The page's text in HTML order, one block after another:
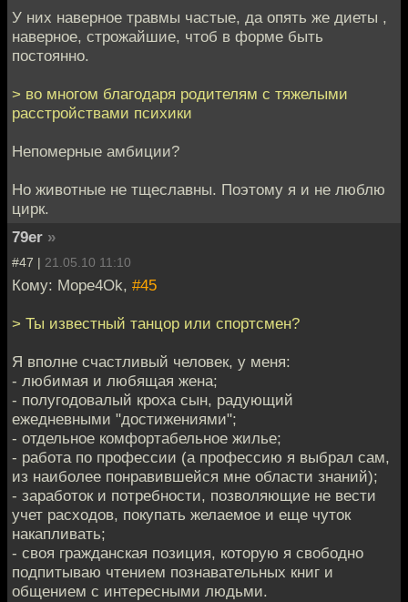
У них наверное травмы частые, да опять же диеты ,
наверное, строжайшие, чтоб в форме быть
постоянно.
> во многом благодаря родителям с тяжелыми
расстройствами психики
Непомерные амбиции?
Но животные не тщеславны. Поэтому я и не люблю
цирк.
79er »
#47 | 21.05.10 11:10
Кому: Mope4Ok, #45
> Ты известный танцор или спортсмен?
Я вполне счастливый человек, у меня:
- любимая и любящая жена;
- полугодовалый кроха сын, радующий
ежедневными "достижениями";
- отдельное комфортабельное жилье;
- работа по профессии (а профессию я выбрал сам,
из наиболее понравившейся мне области знаний);
- заработок и потребности, позволяющие не вести
учет расходов, покупать желаемое и еще чуток
накапливать;
- своя гражданская позиция, которую я свободно
подпитываю чтением познавательных книг и
общением с интересными людьми.